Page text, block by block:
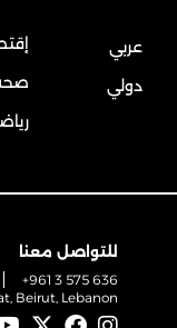
عربي
دولي
للتواصل معنا
+961 3 575 636
Beirut, Lebanon